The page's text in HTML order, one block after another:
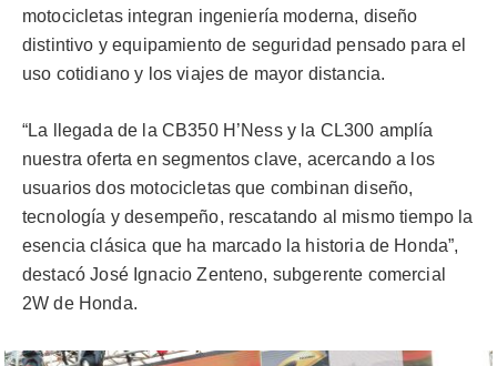
motocicletas integran ingeniería moderna, diseño
distintivo y equipamiento de seguridad pensado para el
uso cotidiano y los viajes de mayor distancia.
“La llegada de la CB350 H’Ness y la CL300 amplía
nuestra oferta en segmentos clave, acercando a los
usuarios dos motocicletas que combinan diseño,
tecnología y desempeño, rescatando al mismo tiempo la
esencia clásica que ha marcado la historia de Honda”,
destacó José Ignacio Zenteno, subgerente comercial
2W de Honda.